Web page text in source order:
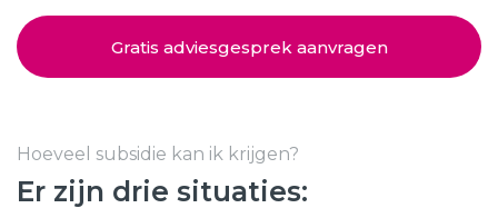
Gratis adviesgesprek aanvragen
Hoeveel subsidie kan ik krijgen?
Er zijn drie situaties:
Schuifpuien
SHOWROOM BEZOEKEN